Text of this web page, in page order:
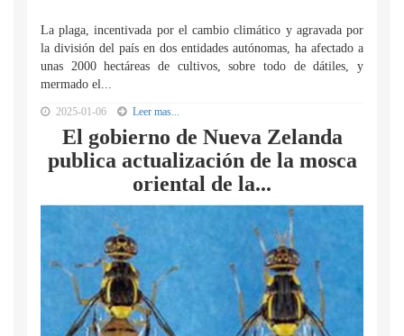
La plaga, incentivada por el cambio climático y agravada por
la división del país en dos entidades autónomas, ha afectado a
unas 2000 hectáreas de cultivos, sobre todo de dátiles, y
mermado el...
2025-01-06 Leer mas...
El gobierno de Nueva Zelanda
publica actualización de la mosca
oriental de la...